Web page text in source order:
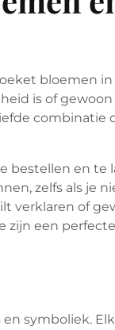
bloemen
is of
combinatie
bestellen en te
zelfs als je
verklaren of
zijn een
symboliek.